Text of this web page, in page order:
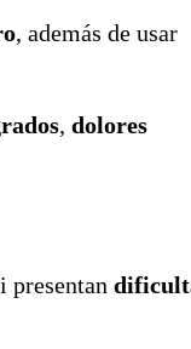
, además de usar
, dolores
presentan